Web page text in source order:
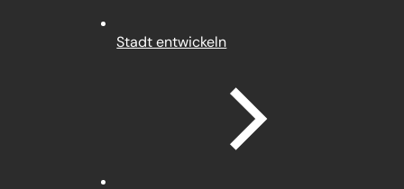
Stadt entwickeln